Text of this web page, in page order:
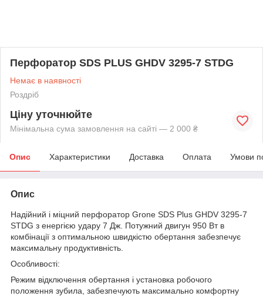
Перфоратор SDS PLUS GHDV 3295-7 STDG
Немає в наявності
Роздріб
Ціну уточнюйте
Мінімальна сума замовлення на сайті — 2 000 ₴
Опис Характеристики Доставка Оплата Умови
Опис
Надійний і міцний перфоратор Grone SDS Plus GHDV 3295-7
STDG з енергією удару 7 Дж. Потужний двигун 950 Вт в
комбінації з оптимальною швидкістю обертання забезпечує
максимальну продуктивність.
Особливості:
Режим відключення обертання і установка робочого
положення зубила, забезпечують максимально комфортну